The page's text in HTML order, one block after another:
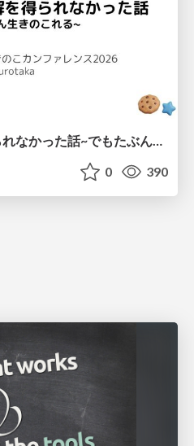
若手としての正解を得られなかった話~でもたぶん生きのこれる~
0 390